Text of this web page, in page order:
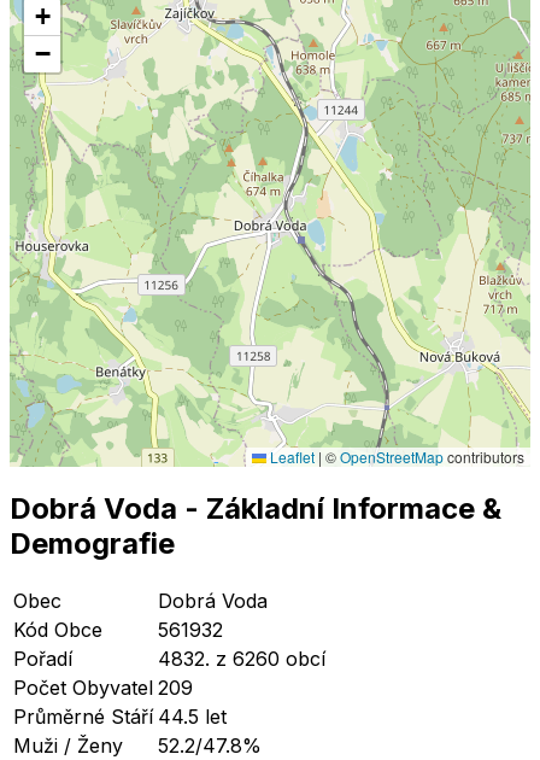
+
−
Leaflet | ©OpenStreetMapcontributors
Dobrá Voda - Základní Informace &
Demografie
Obec
Dobrá Voda
Kód Obce
561932
Pořadí
4832. z 6260 obcí
Počet Obyvatel 209
Průměrné Stáří 44.5 let
Muži / Ženy
52.2/47.8%